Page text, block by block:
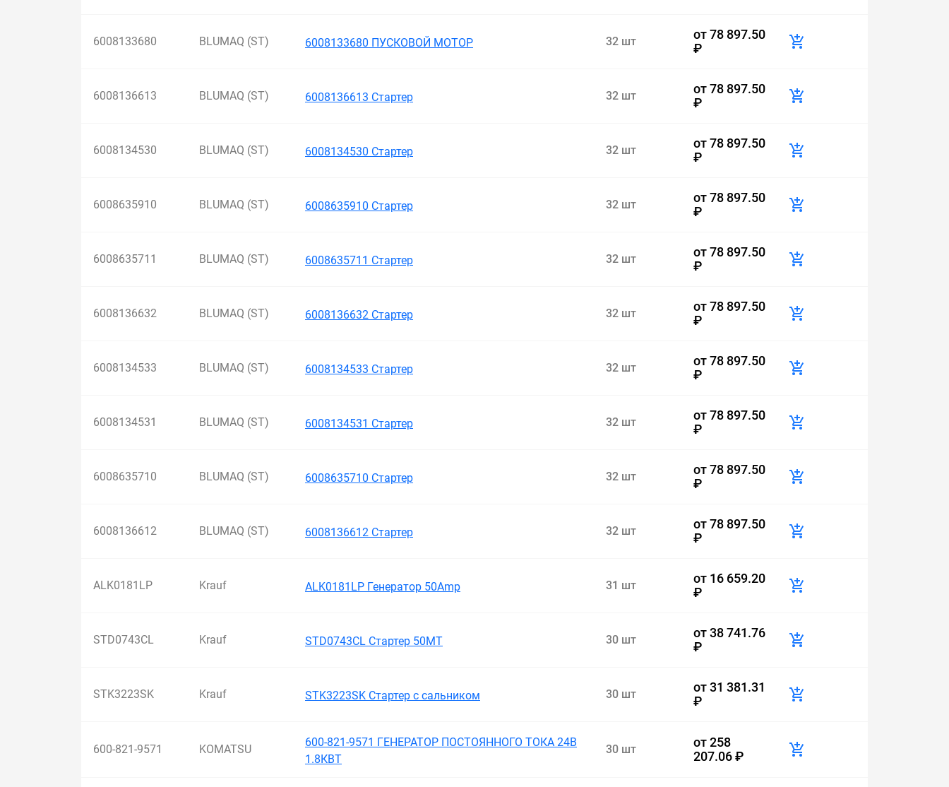
6008133680 BLUMAQ (ST) 6008133680 ПУСКОВОЙ МОТОР 32 шт от78 897.50
₽
6008136613 BLUMAQ (ST) 6008136613 Стартер 32 шт от78 897.50
₽
6008134530 BLUMAQ (ST) 6008134530 Стартер 32 шт от78 897.50
₽
6008635910 BLUMAQ (ST) 6008635910 Стартер 32 шт от78 897.50
₽
6008635711 BLUMAQ (ST) 6008635711 Стартер 32 шт от78 897.50
₽
6008136632 BLUMAQ (ST) 6008136632 Стартер 32 шт от78 897.50
₽
6008134533 BLUMAQ (ST) 6008134533 Стартер 32 шт от78 897.50
₽
6008134531 BLUMAQ (ST) 6008134531 Стартер 32 шт от78 897.50
₽
6008635710 BLUMAQ (ST) 6008635710 Стартер 32 шт от78 897.50
₽
6008136612 BLUMAQ (ST) 6008136612 Стартер 32 шт от78 897.50
₽
ALK0181LP Krauf ALK0181LP Генератор 50Amp 31 шт от 16 659.20
₽
STD0743CL Krauf STD0743CL Стартер 50MT 30 шт от38 741.76
₽
STK3223SK Krauf STK3223SK Стартер с сальником 30 шт от31 381.31
₽
600-821-9571 KOMATSU
600-821-9571 ГЕНЕРАТОР ПОСТОЯННОГО ТОКА 24В
1.8КВТ
30 шт от258
207.06 ₽